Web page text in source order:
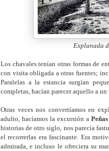
Explanada
Los chavales tenían otras formas de
con visita obligada a otras fuentes;
Paralelas a la estancia surgían
completas, hacían parecer aquello a
Otras veces nos convertíamos en
adulto, hacíamos la excursión a
historias de otro siglo, nos parecía
el recorrerlas era fascinante. Era
admirada, e incluso le ofreciera su